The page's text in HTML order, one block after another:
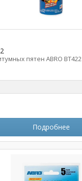
пятен ABRO BT422
Подробнее